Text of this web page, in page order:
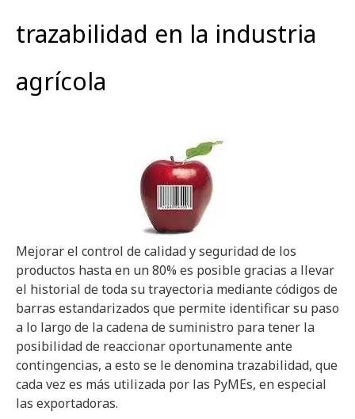
trazabilidad en la industria
agrícola
Mejorar el control de calidad y seguridad de los
productos hasta en un 80% es posible gracias a llevar
el historial de toda su trayectoria mediante códigos de
barras estandarizados que permite identificar su paso
a lo largo de la cadena de suministro para tener la
posibilidad de reaccionar oportunamente ante
contingencias, a esto se le denomina trazabilidad, que
cada vez es más utilizada por las PyMEs, en especial
las exportadoras.